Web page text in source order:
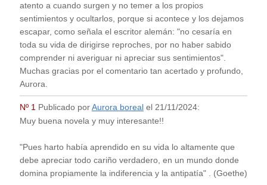
atento a cuando surgen y no temer a los propios
sentimientos y ocultarlos, porque si acontece y los dejamos
escapar, como señala el escritor alemán: "no cesaría en
toda su vida de dirigirse reproches, por no haber sabido
comprender ni averiguar ni apreciar sus sentimientos".
Muchas gracias por el comentario tan acertado y profundo,
Aurora.
Nº 1 Publicado por Aurora borealel 21/11/2024:
Muy buena novela y muy interesante!!
"Pues harto había aprendido en su vida lo altamente que
debe apreciar todo cariño verdadero, en un mundo donde
domina propiamente la indiferencia y la antipatía" . (Goethe)